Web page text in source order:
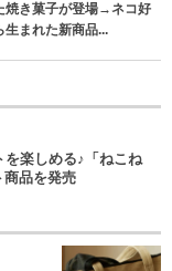
焼き菓子が登場→ネコ好
生まれた新商品...
楽しめる♪「ねこね
商品を発売